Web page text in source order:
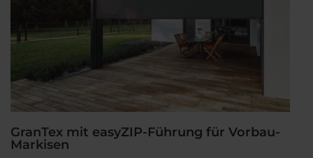
GranTex mit easyZIP-Führung für Vorbau-
Markisen